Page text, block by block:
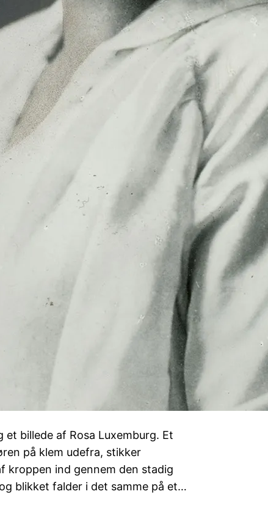
billede af Rosa Luxemburg. Et
på klem udefra, stikker
kroppen ind gennem den stadig
blikket falder i det samme på et…